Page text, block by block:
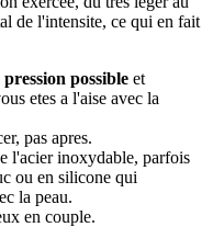
de l'intensite, ce qui en fait
possible et
etes a l'aise avec la
pas apres.
l'acier inoxydable, parfois
ou en silicone qui
la peau.
en couple.